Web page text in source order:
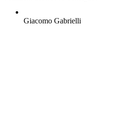
Giacomo Gabrielli